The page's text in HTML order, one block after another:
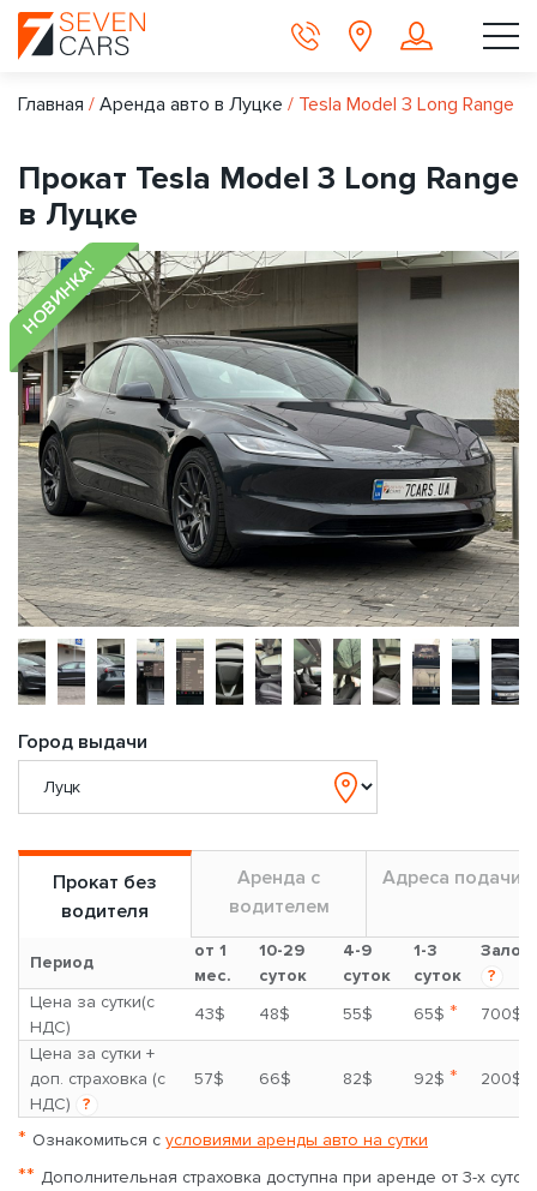
Главная / Аренда авто в Луцке / Tesla Model 3 Long Range
Прокат Tesla Model 3 Long Range
в Луцке
НОВИНКА!
Город выдачи
Прокат без
водителя
Аренда с
водителем
Адреса подачи
Период
от 1
мес.
10-29
суток
4-9
суток
1-3
суток
Залог
?
Цена за сутки(с
НДС)
43$ 48$ 55$ 65$ *
700$
Цена за сутки +
доп. страховка (с
НДС)
?
57$ 66$ 82$ 92$ * 200$
* Ознакомиться с условиями аренды авто на сутки
** Дополнительная страховка доступна при аренде от 3-х суток